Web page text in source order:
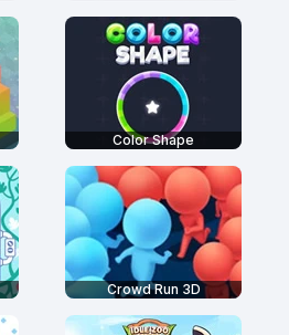
Color Shape
Crowd Run 3D